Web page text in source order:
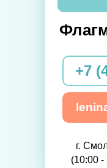
г.
(10:00
+7